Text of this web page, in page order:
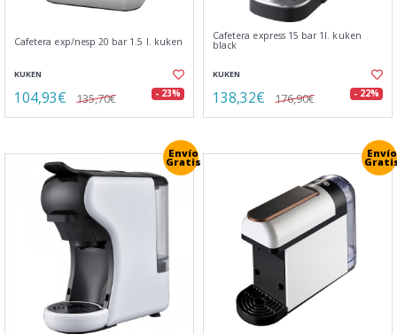
Cafetera exp/nesp 20 bar 1.5 l. kuken
KUKEN
104,93€ 135,70€ - 23%
Cafetera express 15 bar 1l. kuken
black
KUKEN
138,32€ 176,90€ - 22%
Envío
Gratis
Envío